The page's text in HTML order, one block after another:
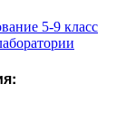
5-9 класс